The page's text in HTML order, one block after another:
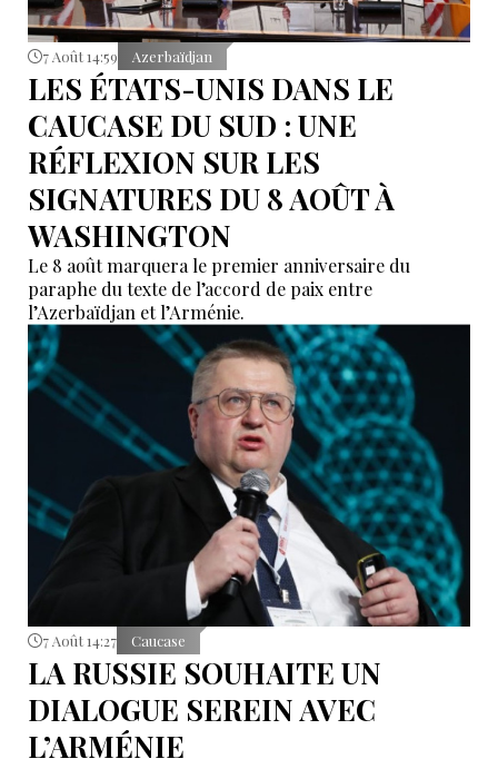
7 Août 14:59 Azerbaïdjan
LES ÉTATS-UNIS DANS LE
CAUCASE DU SUD : UNE
RÉFLEXION SUR LES
SIGNATURES DU 8 AOÛT À
WASHINGTON
Le 8 août marquera le premier anniversaire du
paraphe du texte de l’accord de paix entre
l’Azerbaïdjan et l’Arménie.
7 Août 14:27 Caucase
LA RUSSIE SOUHAITE UN
DIALOGUE SEREIN AVEC
L’ARMÉNIE